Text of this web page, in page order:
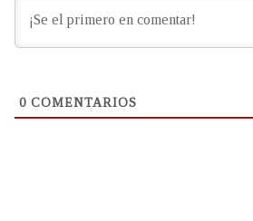
0 COMENTARIOS